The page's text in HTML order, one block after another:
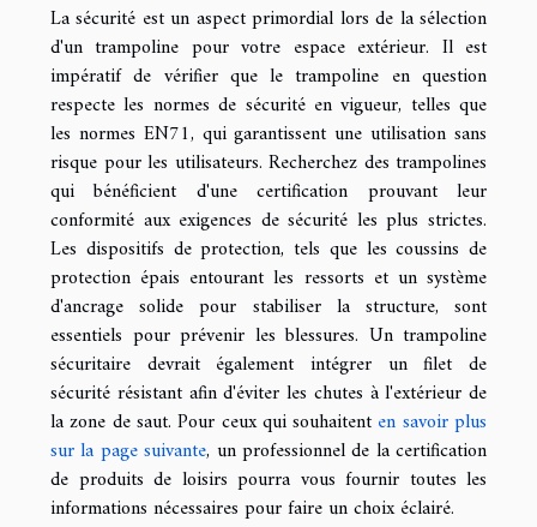
La sécurité est un aspect primordial lors de la sélection
d'un trampoline pour votre espace extérieur. Il est
impératif de vérifier que le trampoline en question
respecte les normes de sécurité en vigueur, telles que
les normes EN71, qui garantissent une utilisation sans
risque pour les utilisateurs. Recherchez des trampolines
qui bénéficient d'une certification prouvant leur
conformité aux exigences de sécurité les plus strictes.
Les dispositifs de protection, tels que les coussins de
protection épais entourant les ressorts et un système
d'ancrage solide pour stabiliser la structure, sont
essentiels pour prévenir les blessures. Un trampoline
sécuritaire devrait également intégrer un filet de
sécurité résistant afin d'éviter les chutes à l'extérieur de
la zone de saut. Pour ceux qui souhaitent en savoir plus
sur la page suivante, un professionnel de la certification
de produits de loisirs pourra vous fournir toutes les
informations nécessaires pour faire un choix éclairé.